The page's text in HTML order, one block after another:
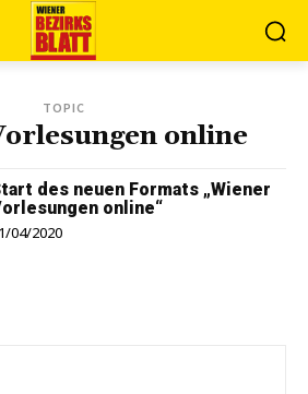
TOPIC
online
des neuen Formats „Wiener
online“
04/2020